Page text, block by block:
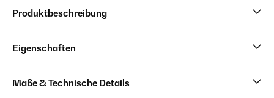
Produktbeschreibung
Eigenschaften
Maße & Technische Details